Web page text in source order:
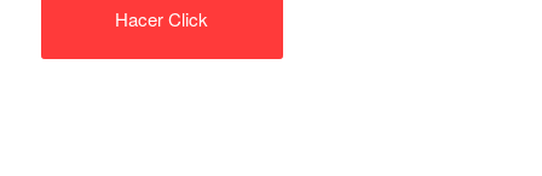
Hacer Click